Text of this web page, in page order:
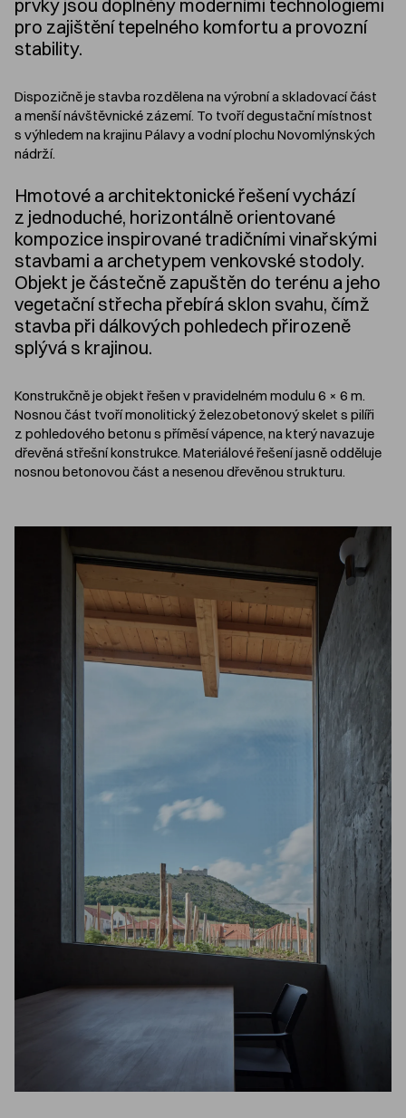
prvky jsou doplněny moderními technologiemi
pro zajištění tepelného komfortu a provozní
stability.
Dispozičně je stavba rozdělena na výrobní a skladovací část
a menší návštěvnické zázemí. To tvoří degustační místnost
s výhledem na krajinu Pálavy a vodní plochu Novomlýnských
nádrží.
Hmotové a architektonické řešení vychází
z jednoduché, horizontálně orientované
kompozice inspirované tradičními vinařskými
stavbami a archetypem venkovské stodoly.
Objekt je částečně zapuštěn do terénu a jeho
vegetační střecha přebírá sklon svahu, čímž
stavba při dálkových pohledech přirozeně
splývá s krajinou.
Konstrukčně je objekt řešen v pravidelném modulu 6 × 6 m.
Nosnou část tvoří monolitický železobetonový skelet s pilíři
z pohledového betonu s příměsí vápence, na který navazuje
dřevěná střešní konstrukce. Materiálové řešení jasně odděluje
nosnou betonovou část a nesenou dřevěnou strukturu.